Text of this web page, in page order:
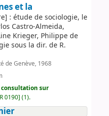
et la
: étude de sociologie, le
Castro-Almeida,
Krieger, Philippe de
sous la dir. de R.
de Genève, 1968
sur
0190] (1).